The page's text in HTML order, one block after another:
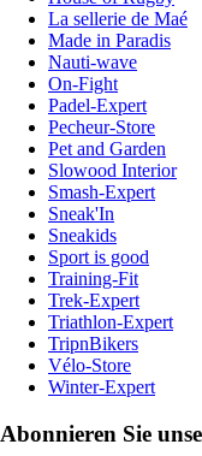
La sellerie de Maé
Made in Paradis
Nauti-wave
On-Fight
Padel-Expert
Pecheur-Store
Pet and Garden
Slowood Interior
Smash-Expert
Sneak'In
Sneakids
Sport is good
Training-Fit
Trek-Expert
Triathlon-Expert
TripnBikers
Vélo-Store
Winter-Expert
Abonnieren Sie